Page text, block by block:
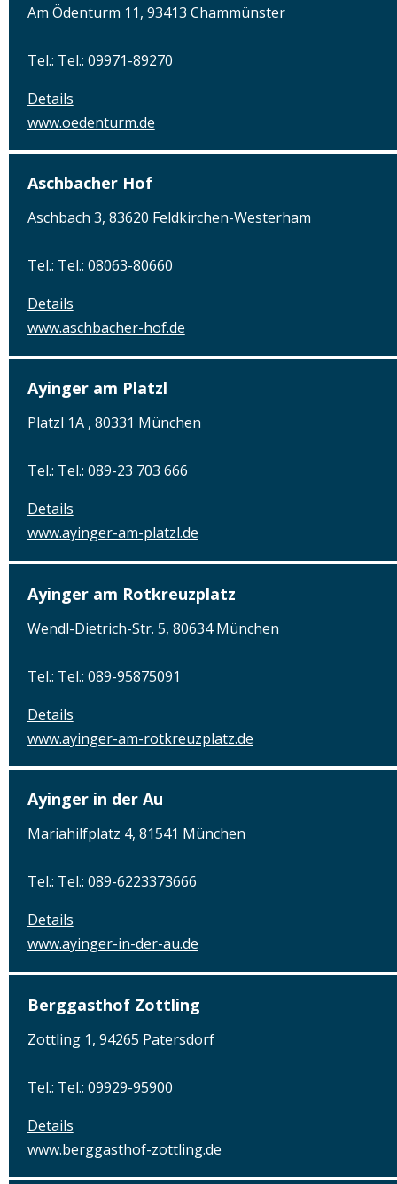
Am Ödenturm 11, 93413 Chammünster
Tel.: Tel.: 09971-89270
Details
www.oedenturm.de
Aschbacher Hof
Aschbach 3, 83620 Feldkirchen-Westerham
Tel.: Tel.: 08063-80660
Details
www.aschbacher-hof.de
Ayinger am Platzl
Platzl 1A , 80331 München
Tel.: Tel.: 089-23 703 666
Details
www.ayinger-am-platzl.de
Ayinger am Rotkreuzplatz
Wendl-Dietrich-Str. 5, 80634 München
Tel.: Tel.: 089-95875091
Details
www.ayinger-am-rotkreuzplatz.de
Ayinger in der Au
Mariahilfplatz 4, 81541 München
Tel.: Tel.: 089-6223373666
Details
www.ayinger-in-der-au.de
Berggasthof Zottling
Zottling 1, 94265 Patersdorf
Tel.: Tel.: 09929-95900
Details
www.berggasthof-zottling.de